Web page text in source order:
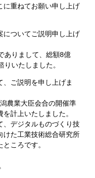
に重ねてお願い申し上げ
ついてご説明申し上げ
ありまして、総額8億
いたしました。
ご説明を申し上げま
農業大臣会合の開催準
計上いたしました。
デジタルものづくり技
けた工業技術総合研究所
ころです。